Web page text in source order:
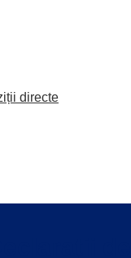
directe